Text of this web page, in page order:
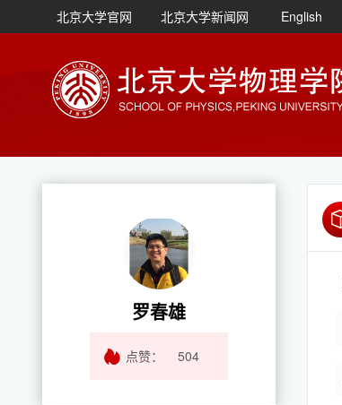
北京大学官网 北京大学新闻网 English
罗春雄
点赞： 504